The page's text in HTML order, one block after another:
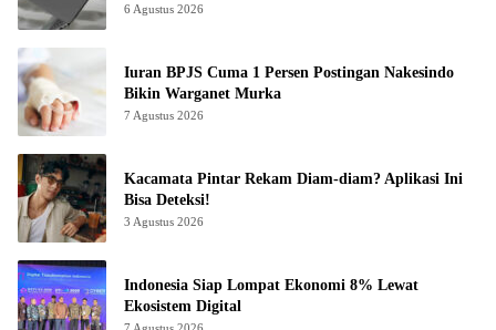
6 Agustus 2026
Iuran BPJS Cuma 1 Persen Postingan Nakesindo
Bikin Warganet Murka
7 Agustus 2026
Kacamata Pintar Rekam Diam-diam? Aplikasi Ini
Bisa Deteksi!
3 Agustus 2026
Indonesia Siap Lompat Ekonomi 8% Lewat
Ekosistem Digital